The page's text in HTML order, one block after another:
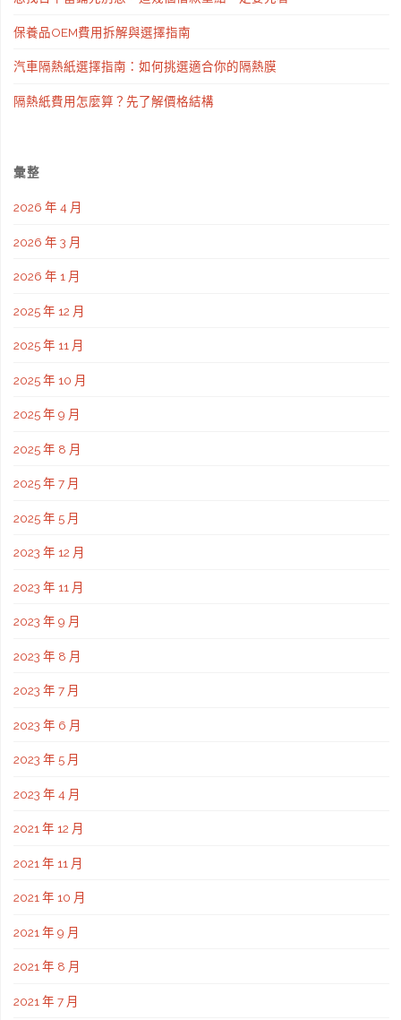
保養品OEM費用拆解與選擇指南
汽車隔熱紙選擇指南：如何挑選適合你的隔熱膜
隔熱紙費用怎麼算？先了解價格結構
彙整
2026 年 4 月
2026 年 3 月
2026 年 1 月
2025 年 12 月
2025 年 11 月
2025 年 10 月
2025 年 9 月
2025 年 8 月
2025 年 7 月
2025 年 5 月
2023 年 12 月
2023 年 11 月
2023 年 9 月
2023 年 8 月
2023 年 7 月
2023 年 6 月
2023 年 5 月
2023 年 4 月
2021 年 12 月
2021 年 11 月
2021 年 10 月
2021 年 9 月
2021 年 8 月
2021 年 7 月